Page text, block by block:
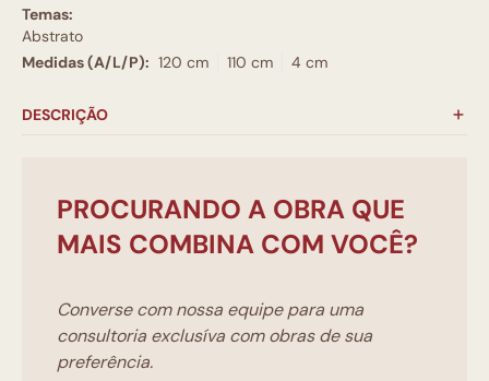
Temas:
Abstrato
Medidas (A/L/P): 120 cm 110 cm 4 cm
DESCRIÇÃO
PROCURANDO A OBRA QUE
MAIS COMBINA COM VOCÊ?
Converse com nossa equipe para uma
consultoria exclusíva com obras de sua
preferência.